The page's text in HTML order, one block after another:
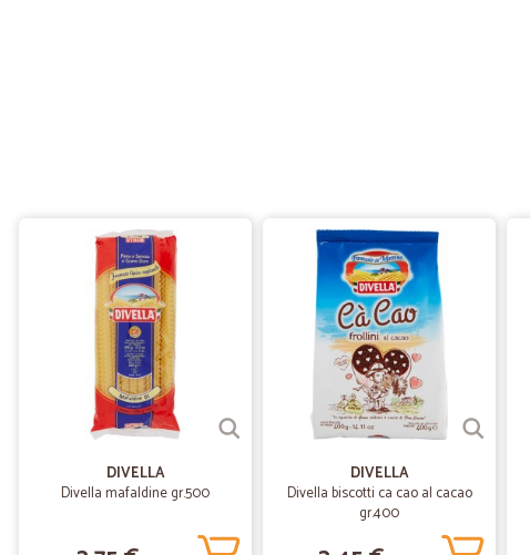
DIVELLA
Divella mafaldine gr.500
DIVELLA
Divella biscotti ca cao al cacao
gr.400